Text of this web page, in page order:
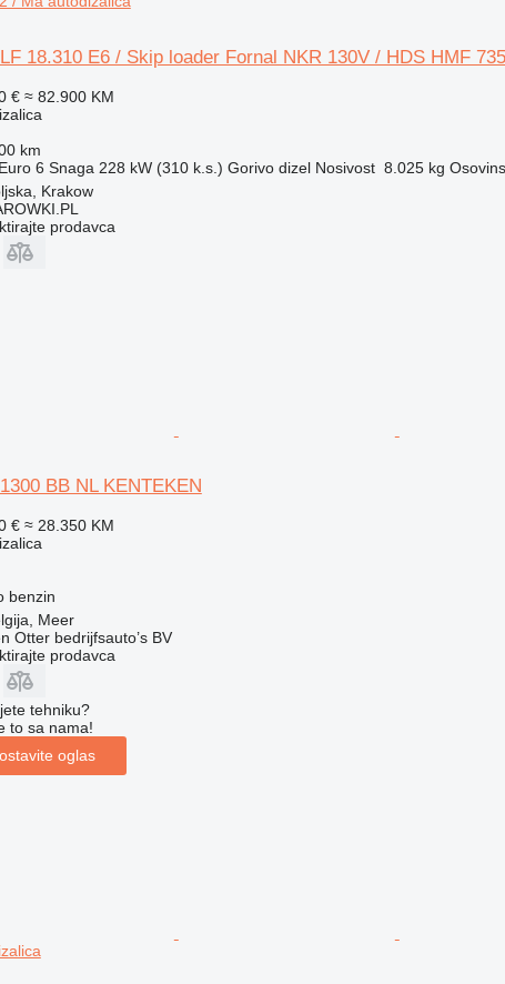
18.310 E6 / Skip loader Fornal NKR 130V / HDS HMF
€ ≈ 82.900 KM
km
Euro 6 Snaga 228 kW (310 k.s.) Gorivo dizel Nosivost 8.025 kg
Krakow
prodavca
BB NL KENTEKEN
€ ≈ 28.350 KM
benzin
Meer
Otter bedrijfsauto’s BV
prodavca
tehniku?
to sa nama!
oglas